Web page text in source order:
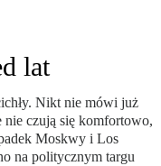
lat
Nikt nie mówi już
nie czują się komfortowo,
Moskwy i Los
na politycznym targu